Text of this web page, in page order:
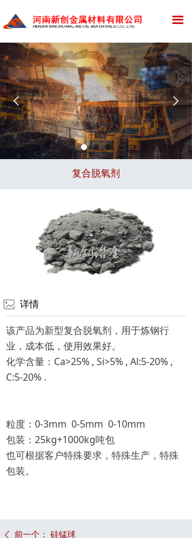
넳 넲
끀
网站首页
公司简介
新闻资讯
产品展示
应用领域
资质荣誉
新创招聘
在线留言
详情
该产品为新型复合脱氧剂，用于炼钢行
业，成本低，使用效果好。
化学含量：Ca>25% , Si>5% , Al:5-20% ,
C:5-20% .
粒度：0-3mm 0-5mm 0-10mm
包装：25kg+1000kg吨包
也可根据客户特殊要求，特殊生产，特殊
包装。
ꂈ
复合脱氧剂
ꄴ 前一个： 硅锰球